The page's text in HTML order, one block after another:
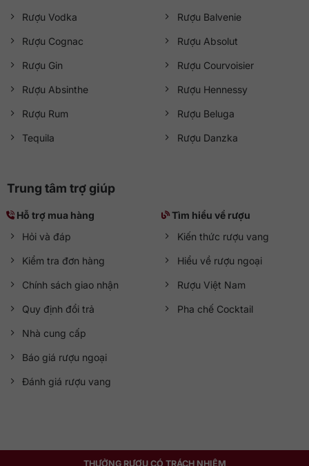
Rượu Vodka
Rượu Cognac
Rượu Gin
Rượu Absinthe
Rượu Rum
Tequila
Rượu Balvenie
Rượu Absolut
Rượu Courvoisier
Rượu Hennessy
Rượu Beluga
Rượu Danzka
Trung tâm trợ giúp
Hỗ trợ mua hàng
Hỏi và đáp
Kiểm tra đơn hàng
Chính sách giao nhận
Quy định đổi trả
Nhà cung cấp
Báo giá rượu ngoại
Đánh giá rượu vang
Tìm hiểu về rượu
Kiến thức rượu vang
Hiểu về rượu ngoại
Rượu Việt Nam
Pha chế Cocktail
THƯỞNG RƯỢU CÓ TRÁCH NHIỆM